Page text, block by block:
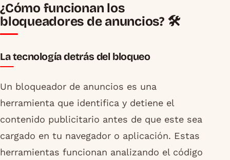
¿Cómo funcionan los
bloqueadores de anuncios? 🛠️
La tecnología detrás del bloqueo
Un bloqueador de anuncios es una
herramienta que identifica y detiene el
contenido publicitario antes de que este sea
cargado en tu navegador o aplicación. Estas
herramientas funcionan analizando el código